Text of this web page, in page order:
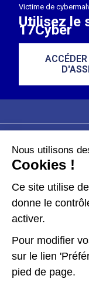
Victime de
Utilisez le
17Cyber
Plan du site
Données
Gérer les
Kit de
Nous utilisons
Cookies !
Ce site utilise
donne le
activer.
Pour modifier
sur le lien
pied de page.